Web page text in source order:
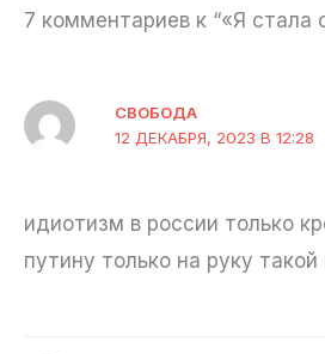
7 комментариев к “«Я стала
СВОБОДА
12 ДЕКАБРЯ, 2023 В 12:28
идиотизм в россии только
путину только на руку